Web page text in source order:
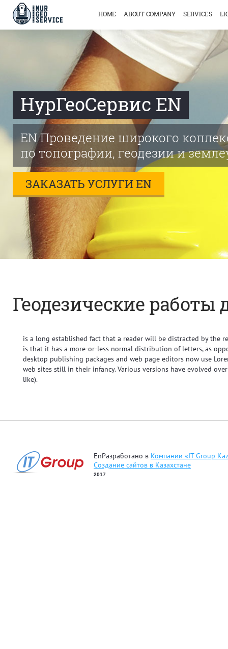
HOME ABOUT COMPANY SERVICES
НурГеоСервис EN
EN Проведение широкого
по топографии, геодезии и
ЗАКАЗАТЬ УСЛУГИ EN
Геодезические работы
is a long established fact that a reader will be distracted by the
is that it has a more-or-less normal distribution of letters, as
desktop publishing packages and web page editors now use
web sites still in their infancy. Various versions have evolved
like).
EnРазработано в Компании «IT Group
Создание сайтов в Казахстане
2017